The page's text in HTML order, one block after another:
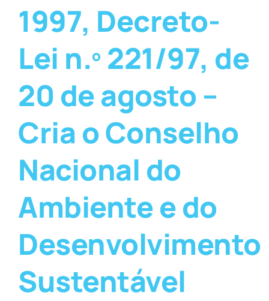
1997, Decreto-
Lei n.º 221/97, de
20 de agosto –
Cria o Conselho
Nacional do
Ambiente e do
Desenvolvimento
Sustentável